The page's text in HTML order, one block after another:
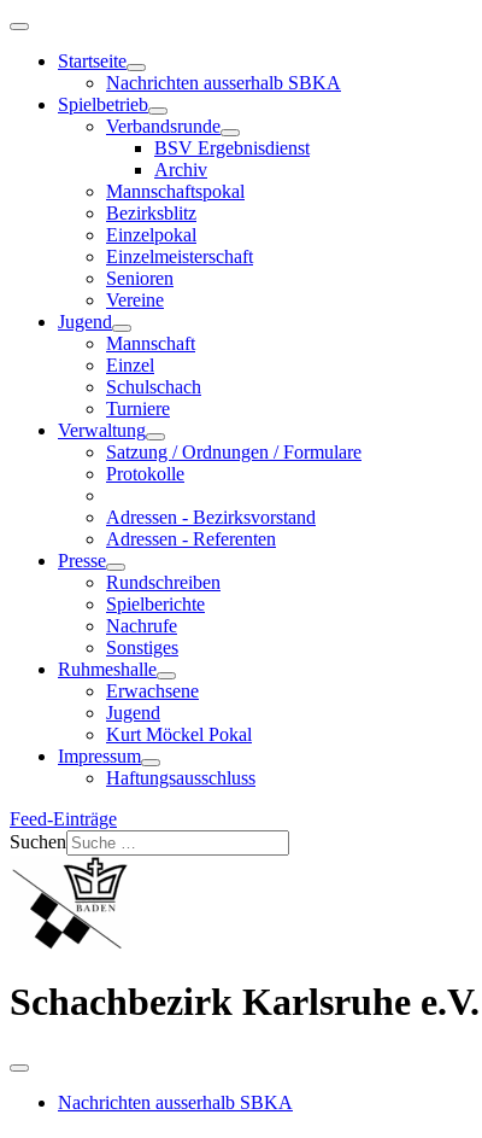
Startseite
Nachrichten ausserhalb SBKA
Spielbetrieb
Verbandsrunde
BSV Ergebnisdienst
Archiv
Mannschaftspokal
Bezirksblitz
Einzelpokal
Einzelmeisterschaft
Senioren
Vereine
Jugend
Mannschaft
Einzel
Schulschach
Turniere
Verwaltung
Satzung / Ordnungen / Formulare
Protokolle
Adressen - Bezirksvorstand
Adressen - Referenten
Presse
Rundschreiben
Spielberichte
Nachrufe
Sonstiges
Ruhmeshalle
Erwachsene
Jugend
Kurt Möckel Pokal
Impressum
Haftungsausschluss
Feed-Einträge
Suchen
Schachbezirk Karlsruhe e.V.
Nachrichten ausserhalb SBKA